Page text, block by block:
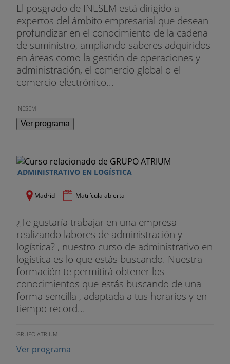
producción y mantenimiento en SEAS.
ALBERTO JULIÁN
Licenciatura en Psicología. Máster Universitario en
Formación del profesorado de Educación
Secundaria Obligatoria y Bachillerato. Especialidad
Formación y Orientación Laboral (FOL). Postgrado
MIGUEL ÁNGEL GARCÍA MADURGA
Universidad de Zaragoza. Postgrado en Ingeniería
de Organización Industrial por la Universidad de
El posgrado de INESEM está dirigido a
expertos del ámbito empresarial que desean
profundizar en el conocimiento de la cadena
de suministro, ampliando saberes adquiridos
en áreas como la gestión de operaciones y
administración, el comercio global o el
comercio electrónico...
INESEM
Ver programa
ADMINISTRATIVO EN LOGÍSTICA
Madrid Matrícula abierta
¿Te gustaría trabajar en una empresa
realizando labores de administración y
logística? , nuestro curso de administrativo en
logística es lo que estás buscando. Nuestra
formación te permitirá obtener los
conocimientos que estás buscando de una
forma sencilla , adaptada a tus horarios y en
tiempo record...
GRUPO ATRIUM
Ver programa